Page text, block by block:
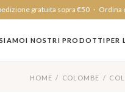
gratuita sopra €50 · Ordina
I NOSTRI PRODOTTIPER
HOME / COLOMBE /